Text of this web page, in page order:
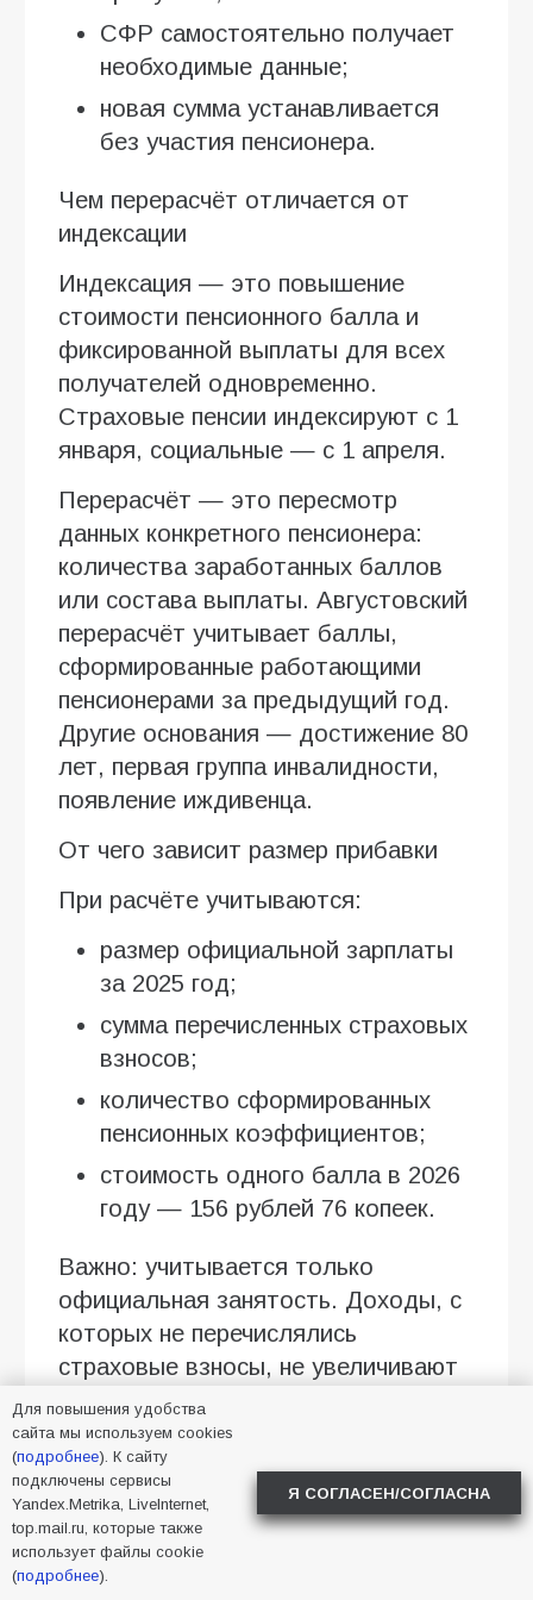
СФР самостоятельно получает
необходимые данные;
новая сумма устанавливается
без участия пенсионера.
Чем перерасчёт отличается от
индексации
Индексация — это повышение
стоимости пенсионного балла и
фиксированной выплаты для всех
получателей одновременно.
Страховые пенсии индексируют с 1
января, социальные — с 1 апреля.
Перерасчёт — это пересмотр
данных конкретного пенсионера:
количества заработанных баллов
или состава выплаты. Августовский
перерасчёт учитывает баллы,
сформированные работающими
пенсионерами за предыдущий год.
Другие основания — достижение 80
лет, первая группа инвалидности,
появление иждивенца.
От чего зависит размер прибавки
При расчёте учитываются:
размер официальной зарплаты
за 2025 год;
сумма перечисленных страховых
взносов;
количество сформированных
пенсионных коэффициентов;
стоимость одного балла в 2026
году — 156 рублей 76 копеек.
Важно: учитывается только
официальная занятость. Доходы, с
которых не перечислялись
страховые взносы, не увеличивают
страховую пенсию.
Формула расчёта проста:
количество пенсионных баллов ×
156,76 рубля = размер увеличения.
При ежегодном перерасчёте
Для повышения удобства
сайта мы используем cookies
(подробнее). К сайту
подключены сервисы
Yandex.Metrika, LiveInternet,
top.mail.ru, которые также
использует файлы cookie
(подробнее).
Я СОГЛАСЕН/СОГЛАСНА